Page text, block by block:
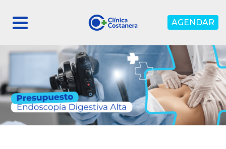
AGENDAR